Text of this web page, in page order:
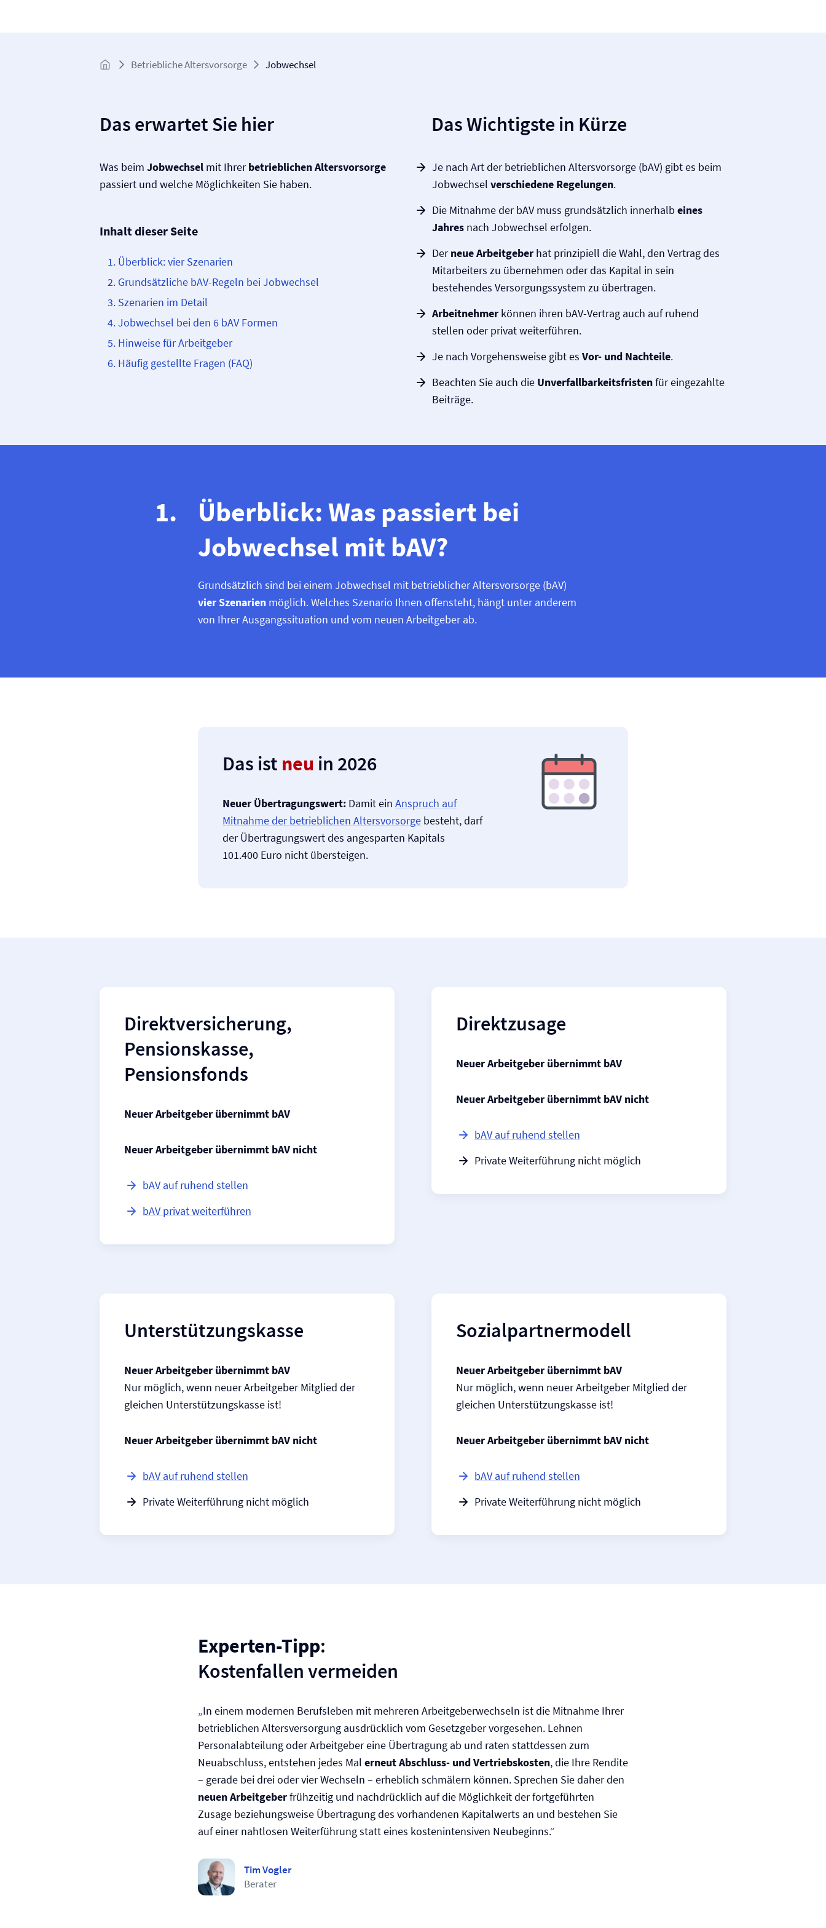
Betriebliche Altersvorsorge Jobwechsel
Das erwartet Sie hier
Was beim Jobwechsel mit Ihrerbetrieblichen Altersvorsorge
passiert und welche Möglichkeiten Sie haben.
Inhalt dieser Seite
Überblick: vier Szenarien
Grundsätzliche bAV-Regeln bei Jobwechsel
Szenarien im Detail
Jobwechsel bei den 6 bAV Formen
Hinweise für Arbeitgeber
Häufig gestellte Fragen (FAQ)
Das Wichtigste in Kürze
Je nach Art der betrieblichen Altersvorsorge (bAV) gibt es beim
Jobwechsel verschiedene Regelungen.
Die Mitnahme der bAV muss grundsätzlich innerhalbeines
Jahres nach Jobwechsel erfolgen.
Derneue Arbeitgeber hat prinzipiell die Wahl, den Vertrag des
Mitarbeiters zu übernehmen oder das Kapital in sein
bestehendes Versorgungssystem zu übertragen.
Arbeitnehmer können ihren bAV-Vertrag auch auf ruhend
stellen oder privat weiterführen.
Je nach Vorgehensweise gibt es Vor- und Nachteile.
Beachten Sie auch die Unverfallbarkeitsfristenfür eingezahlte
Beiträge.
Überblick: Was passiert bei
Jobwechsel mit bAV?
Grundsätzlich sind bei einem Jobwechsel mit betrieblicher Altersvorsorge (bAV)
vier Szenarien möglich. Welches Szenario Ihnen offensteht, hängt unter anderem
von Ihrer Ausgangssituation und vom neuen Arbeitgeber ab.
Das ist neu in 2026
Neuer Übertragungswert: Damit ein Anspruch auf
Mitnahme der betrieblichen Altersvorsorge besteht, darf
der Übertragungswert des angesparten Kapitals
101.400 Euro nicht übersteigen.
Direkt­versicherung,
Pensionskasse,
Pensionsfonds
Neuer Arbeitgeber übernimmt bAV
Neuer Arbeitgeber übernimmt bAV nicht
bAV auf ruhend stellen
bAV privat weiterführen
Direktzusage
Neuer Arbeitgeber übernimmt bAV
Neuer Arbeitgeber übernimmt bAV nicht
bAV auf ruhend stellen
Private Weiterführung nicht möglich
Unterstützungs­kasse
Neuer Arbeitgeber übernimmt bAV
Nur möglich, wenn neuer Arbeitgeber Mitglied der
gleichen Unterstützungs­kasse ist!
Neuer Arbeitgeber übernimmt bAV nicht
bAV auf ruhend stellen
Private Weiterführung nicht möglich
Sozialpartnermodell
Neuer Arbeitgeber übernimmt bAV
Nur möglich, wenn neuer Arbeitgeber Mitglied der
gleichen Unterstützungs­kasse ist!
Neuer Arbeitgeber übernimmt bAV nicht
bAV auf ruhend stellen
Private Weiterführung nicht möglich
Experten-Tipp:
Kostenfallen vermeiden
„In einem modernen Berufsleben mit mehreren Arbeitgeberwechseln ist die Mitnahme Ihrer
betrieblichen Altersversorgung ausdrücklich vom Gesetzgeber vorgesehen. Lehnen
Personalabteilung oder Arbeitgeber eine Übertragung ab und raten stattdessen zum
Neuabschluss, entstehen jedes Mal erneut Abschluss- und Vertriebskosten, die Ihre Rendite
– gerade bei drei oder vier Wechseln – erheblich schmälern können. Sprechen Sie daher den
neuen Arbeitgeberfrühzeitig und nachdrücklich auf die Möglichkeit der fortgeführten
Zusage beziehungsweise Übertragung des vorhandenen Kapitalwerts an und bestehen Sie
auf einer nahtlosen Weiterführung statt eines kostenintensiven Neubeginns.“
Tim Vogler
Berater